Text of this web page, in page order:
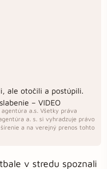
a.s. Všetky práva
a. s. si vyhradzuje právo
a na verejný prenos tohto
v stredu spoznali